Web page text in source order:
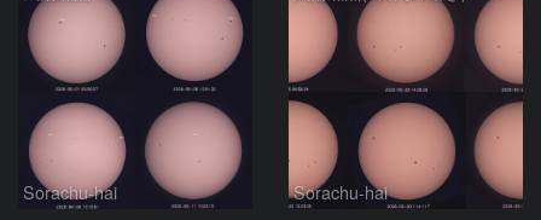
Sorachu-hai Sorachu-hai